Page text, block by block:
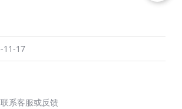
11-17
系客服或反馈